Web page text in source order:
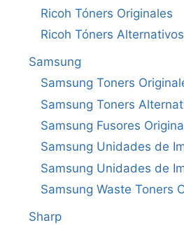
Ricoh Tóners Originales
Ricoh Tóners Alternativos
Samsung
Samsung Toners
Samsung Toners
Samsung Fusores
Samsung Unidades de
Samsung Unidades de
Samsung Waste Toners
Sharp